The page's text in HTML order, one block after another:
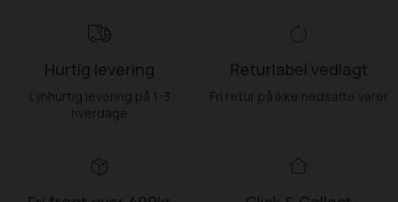
Hurtig levering
Lynhurtig levering på 1-3
hverdage
Returlabel vedlagt
Fri retur på ikke nedsatte varer